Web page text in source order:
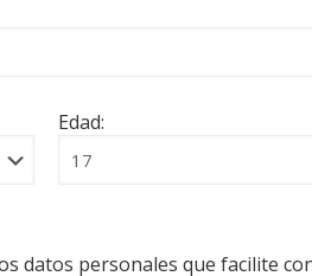
Edad:
datos personales que facilite